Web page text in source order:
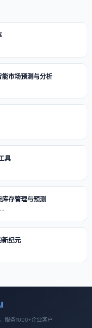
市场预测与分析
具
存管理与预测
新纪元
服务1000+企业客户